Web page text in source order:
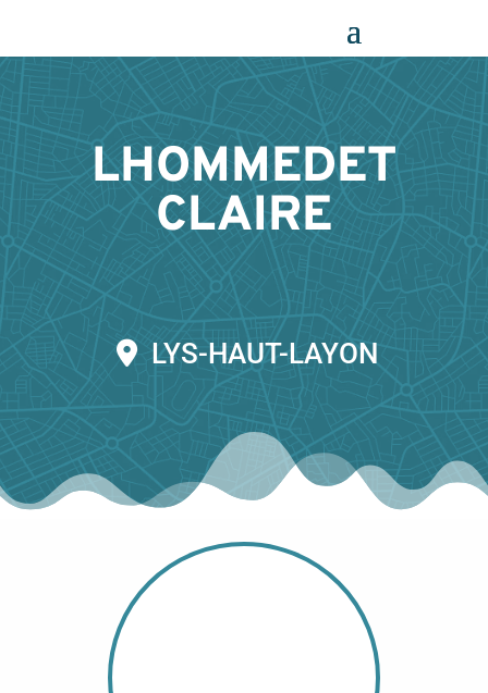
LHOMMEDET
CLAIRE
LYS-HAUT-LAYON